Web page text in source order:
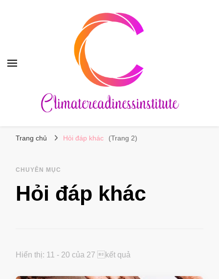
Trang chủ Hỏi đáp khác (Trang 2)
CHUYÊN MỤC
Hỏi đáp khác
Hiển thị: 11 - 20 của 27 kết quả